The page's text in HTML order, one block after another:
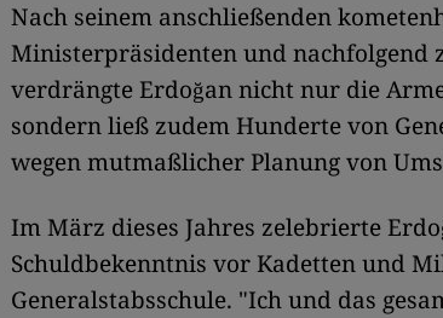
Nach seinem anschließenden
Ministerpräsidenten und nachfolgend
verdrängte Erdoğan nicht nur die
sondern ließ zudem Hunderte von
wegen mutmaßlicher Planung von
Im März dieses Jahres zelebrierte
Schuldbekenntnis vor Kadetten und
Generalstabsschule. "Ich und das